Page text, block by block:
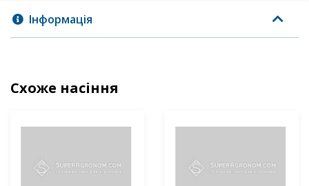
Інформація
Схоже насіння